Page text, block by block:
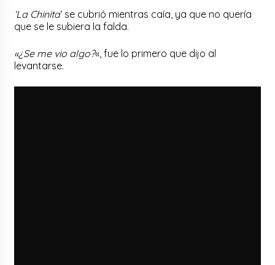
‘La Chinita‘ se cubrió mientras caía, ya que no quería
que se le subiera la falda.
«¿Se me vio algo?«, fue lo primero que dijo al
levantarse.